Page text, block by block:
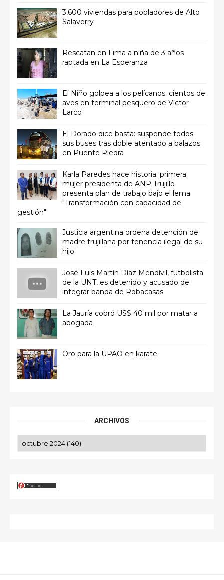
3,600 viviendas para pobladores de Alto
Salaverry
Rescatan en Lima a niña de 3 años
raptada en La Esperanza
El Niño golpea a los pelícanos: cientos de
aves en terminal pesquero de Víctor
Larco
El Dorado dice basta: suspende todos
sus buses tras doble atentado a balazos
en Puente Piedra
Karla Paredes hace historia: primera
mujer presidenta de ANP Trujillo
presenta plan de trabajo bajo el lema
"Transformación con capacidad de
gestión"
Justicia argentina ordena detención de
madre trujillana por tenencia ilegal de su
hijo
José Luis Martín Díaz Mendívil, futbolista
de la UNT, es detenido y acusado de
integrar banda de Robacasas
La Jauría cobró US$ 40 mil por matar a
abogada
Oro para la UPAO en karate
ARCHIVOS